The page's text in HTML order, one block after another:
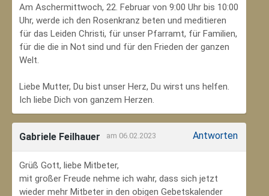
Am Aschermittwoch, 22. Februar von 9:00 Uhr bis 10:00
Uhr, werde ich den Rosenkranz beten und meditieren
für das Leiden Christi, für unser Pfarramt, für Familien,
für die die in Not sind und für den Frieden der ganzen
Welt.
Liebe Mutter, Du bist unser Herz, Du wirst uns helfen.
Ich liebe Dich von ganzem Herzen.
Gabriele Feilhauer am 06.02.2023 Antworten
Grüß Gott, liebe Mitbeter,
mit großer Freude nehme ich wahr, dass sich jetzt
wieder mehr Mitbeter in den obigen Gebetskalender